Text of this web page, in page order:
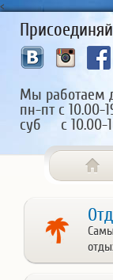
<
Мы работаем
пн-пт с 10.00-
суб с 10.00-